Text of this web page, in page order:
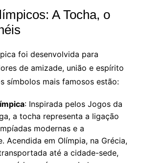
A Tocha, o
foi desenvolvida para
de amizade, união e espírito
símbolos mais famosos estão:
: Inspirada pelos Jogos da
a tocha representa a ligação
modernas e a
Acendida em Olímpia, na Grécia,
até a cidade-sede,